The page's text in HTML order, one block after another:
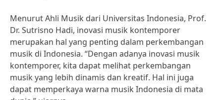
Menurut Ahli Musik dari Universitas Indonesia, Prof.
Dr. Sutrisno Hadi, inovasi musik kontemporer
merupakan hal yang penting dalam perkembangan
musik di Indonesia. “Dengan adanya inovasi musik
kontemporer, kita dapat melihat perkembangan
musik yang lebih dinamis dan kreatif. Hal ini juga
dapat memperkaya warna musik Indonesia di mata